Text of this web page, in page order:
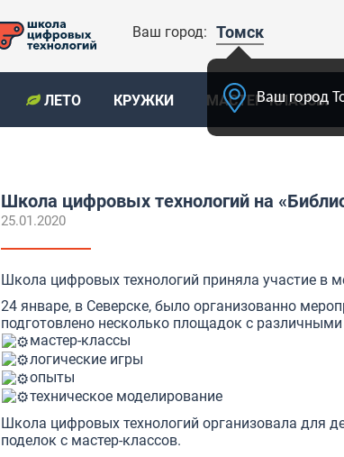
Ваш город: Томск
Ваш город
ЛЕТО КРУЖКИ МАСТЕР-КЛАССЫ
Школа цифровых технологий на
25.01.2020
Школа цифровых технологий приняла участие в
24 январе, в Северске, было организованно
подготовлено несколько площадок с
мастер-классы
логические игры
опыты
техническое моделирование
Школа цифровых технологий организовала для
поделок с мастер-классов.